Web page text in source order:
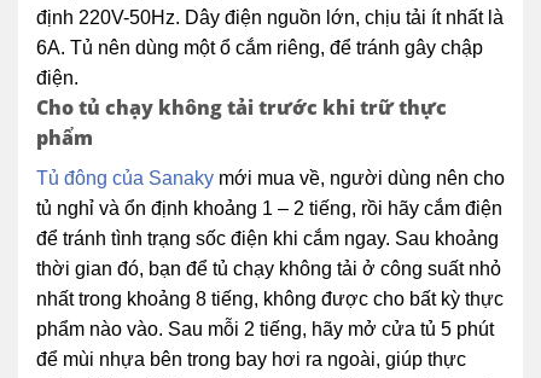
định 220V-50Hz. Dây điện nguồn lớn, chịu tải ít nhất là
6A. Tủ nên dùng một ổ cắm riêng, để tránh gây chập
điện.
Cho tủ chạy không tải trước khi trữ thực
phẩm
Tủ đông của Sanaky mới mua về, người dùng nên cho
tủ nghỉ và ổn định khoảng 1 – 2 tiếng, rồi hãy cắm điện
để tránh tình trạng sốc điện khi cắm ngay. Sau khoảng
thời gian đó, bạn để tủ chạy không tải ở công suất nhỏ
nhất trong khoảng 8 tiếng, không được cho bất kỳ thực
phẩm nào vào. Sau mỗi 2 tiếng, hãy mở cửa tủ 5 phút
để mùi nhựa bên trong bay hơi ra ngoài, giúp thực